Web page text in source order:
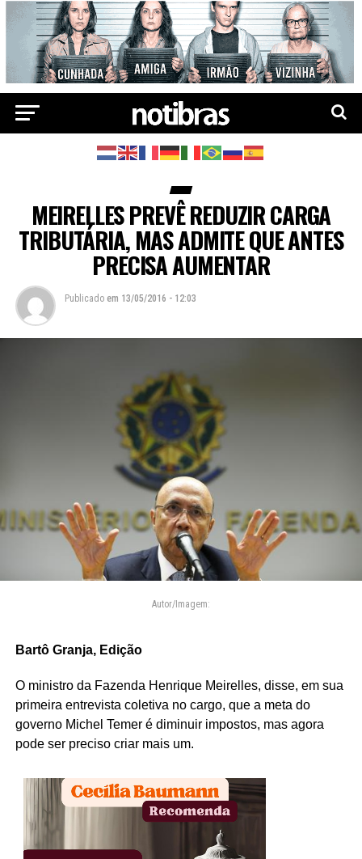
MEIRELLES PREVÊ REDUZIR CARGA
TRIBUTÁRIA, MAS ADMITE QUE ANTES
PRECISA AUMENTAR
Publicado em 13/05/2016 - 12:03
Autor/Imagem:
Bartô Granja, Edição
O ministro da Fazenda Henrique Meirelles, disse, em sua
primeira entrevista coletiva no cargo, que a meta do
governo Michel Temer é diminuir impostos, mas agora
pode ser preciso criar mais um.